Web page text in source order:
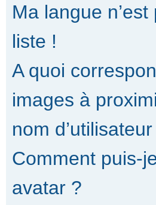
Ma langue
liste !
A quoi
images à
nom
Comment puis-
avatar ?